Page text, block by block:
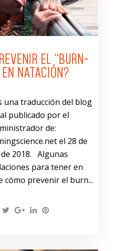
EL “BURN-
EN NATACIÓN?
una traducción del blog
publicado por el
de:
el 28 de
2018. Algunas
para tener en
cómo prevenir el burn...